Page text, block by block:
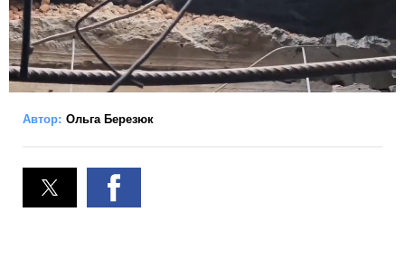
Автор: Ольга Березюк